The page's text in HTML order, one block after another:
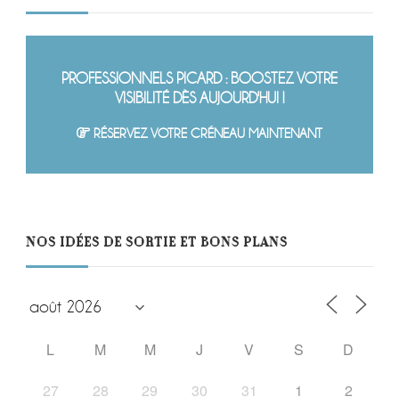
PROFESSIONNELS PICARD : BOOSTEZ VOTRE
VISIBILITÉ DÈS AUJOURD'HUI !
RÉSERVEZ VOTRE CRÉNEAU MAINTENANT
NOS IDÉES DE SORTIE ET BONS PLANS
L M M J V S
D
27
28 29 30 31 1 2